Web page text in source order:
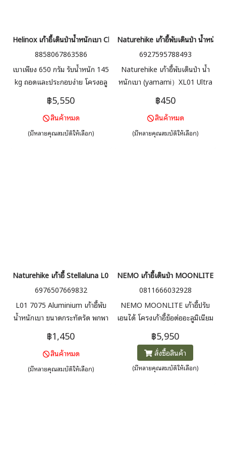
Helinox เก้าอี้เดินป่าน้ำหนักเบา Chair Zero L
8858067863586
เบาเพียง 650 กรัม รับน้ำหนัก 145
kg ถอดและประกอบง่าย โครงอลู
โพลีเอสเตอร์ ริปสต็อป แห้งเร็ว ไม่
อมน้ำและระบายความร้อนได้ดี
฿5,550
สินค้าหมด
(มีหลายคุณสมบัติให้เลือก)
Naturehike เก้าอี้พับเดินป่า น้ำหนัก
6927595788493
Naturehike เก้าอี้พับเดินป่า น้ำ
หนักเบา (yamami）XL01 Ultra
เพียง 325 กรัม รับน้ำหนักสูงสุดได้
ถึง 180 กิโลกรัม พับเก็บเล็กได้พก
พาง่าย
฿450
สินค้าหมด
(มีหลายคุณสมบัติให้เลือก)
Naturehike เก้าอี้ Stellaluna L01 ultralight chair
6976507669832
L01 7075 Aluminium เก้าอี้พับ
น้ำหนักเบา ขนาดกระทัดรัด พกพา
ถุงผ้าสำหรับเก็บ
฿1,450
สินค้าหมด
(มีหลายคุณสมบัติให้เลือก)
NEMO เก้าอี้เดินป่า MOONLITE
0811666032928
NEMO MOONLITE เก้าอี้ปรับ
เอนได้ โครงเก้าอี้ข้อต่ออะลูมิเนียม
มั่นคงเป็นพิเศษ แม้ว่าเก้าอี้จะมีน้ำ
หนักเบาก็ตาม ผ้าแบบตาข่ายที่
ออกแบบเป็นพิเศษนั้นยืดได้เพื่อ
฿5,950
สั่งซื้อสินค้า
(มีหลายคุณสมบัติให้เลือก)